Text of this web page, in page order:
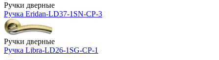
Ручки дверные
Ручка Eridan-LD37-1SN-CP-3
Ручки дверные
Ручка Libra-LD26-1SG-CP-1